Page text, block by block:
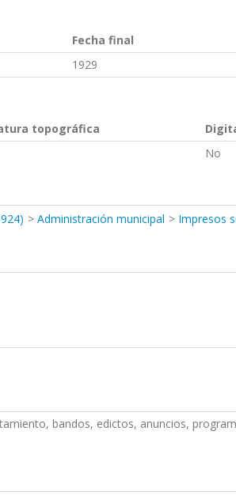
Fecha final
1929
topográfica
No
Administración municipal Impresos
bandos, edictos, anuncios,